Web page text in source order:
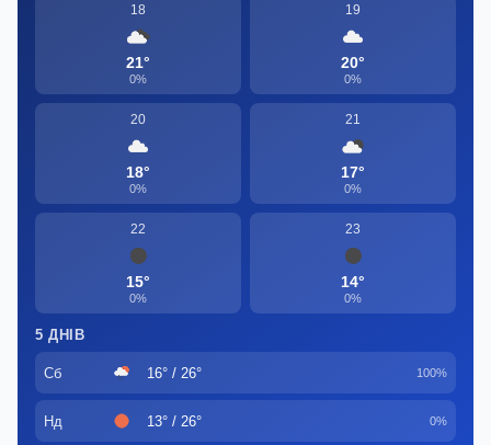
18
21°
0%
19
20°
0%
20
18°
0%
21
17°
0%
22
15°
0%
23
14°
0%
5 ДНІВ
Сб 16° / 26° 100%
Нд 13° / 26° 0%